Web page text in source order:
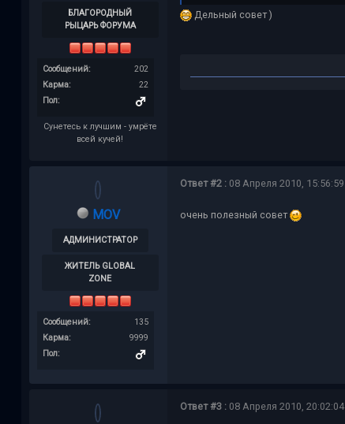
БЛАГОРОДНЫЙ
РЫЦАРЬ ФОРУМА
Сообщений:
202
Карма:
22
Пол:
Сунетесь к лучшим - умрёте
всей кучей!
Дельный совет )
MOV
АДМИНИСТРАТОР
ЖИТЕЛЬ GLOBAL
ZONE
Сообщений:
135
Карма:
9999
Пол:
Ответ #2 :08 Апреля 2010, 15:56:59
очень полезный совет
Ответ #3 :08 Апреля 2010, 20:02:04